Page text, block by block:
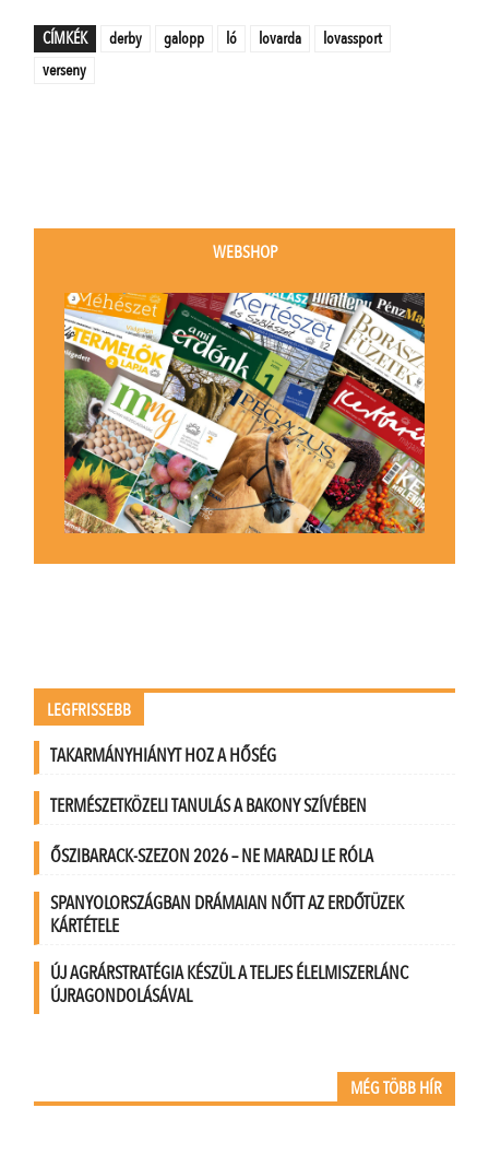
CÍMKÉK derby galopp ló lovarda
lovassport
verseny
WEBSHOP
LEGFRISSEBB
TAKARMÁNYHIÁNYT HOZ A HŐSÉG
TERMÉSZETKÖZELI TANULÁS A BAKONY SZÍVÉBEN
ŐSZIBARACK-SZEZON 2026 – NE MARADJ LE RÓLA
SPANYOLORSZÁGBAN DRÁMAIAN NŐTT AZ ERDŐTÜZEK
KÁRTÉTELE
ÚJ AGRÁRSTRATÉGIA KÉSZÜL A TELJES ÉLELMISZERLÁNC
ÚJRAGONDOLÁSÁVAL
MÉG TÖBB HÍR